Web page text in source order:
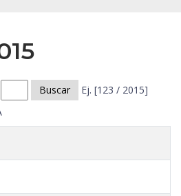
Buscar
Ej. [123 / 2015]